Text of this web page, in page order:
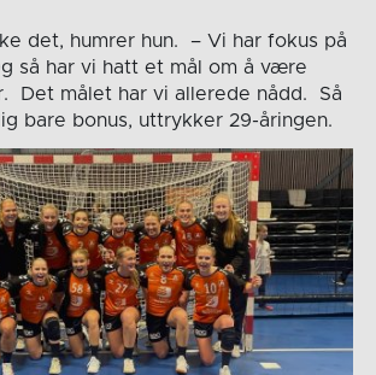
det, humrer hun. – Vi har fokus på
så har vi hatt et mål om å være
Det målet har vi allerede nådd. Så
bare bonus, uttrykker 29-åringen.